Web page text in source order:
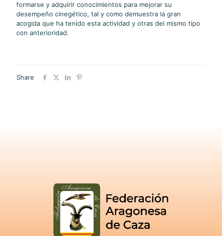
formarse y adquirir conocimientos para mejorar su
desempeño cinegético, tal y como demuestra la gran
acogida que ha tenido esta actividad y otras del mismo tipo
con anterioridad.
Share